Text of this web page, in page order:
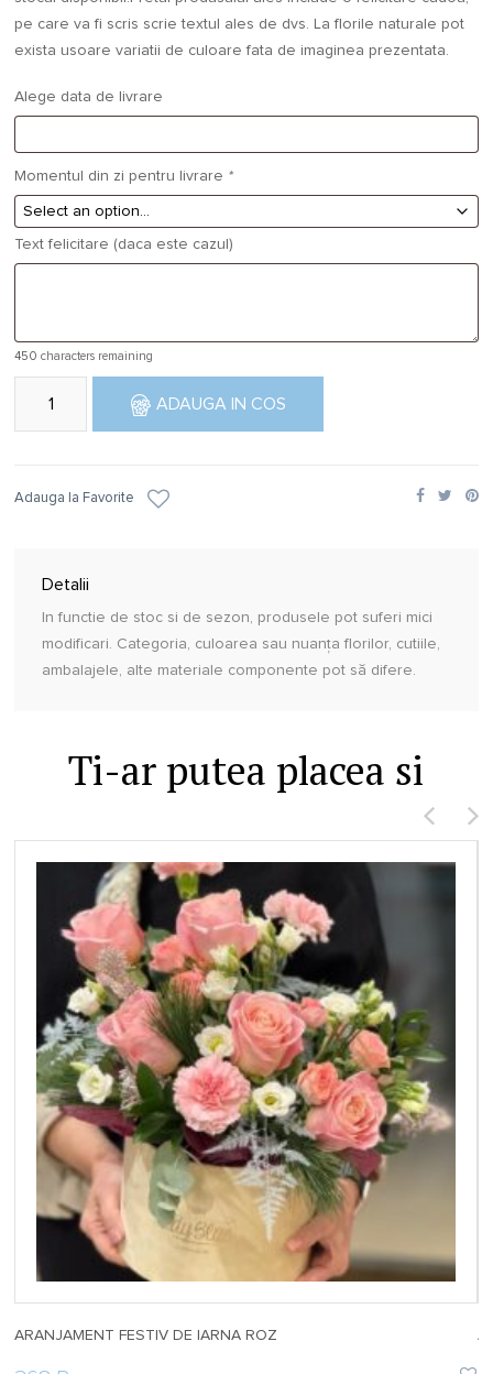
pe care va fi scris scrie textul ales de dvs. La florile naturale pot
exista usoare variatii de culoare fata de imaginea prezentata.
Alege data de livrare
Momentul din zi pentru livrare *
Text felicitare (daca este cazul)
450 characters remaining
ADAUGA IN COS
Adauga la Favorite
Detalii
In functie de stoc si de sezon, produsele pot suferi mici
modificari. Categoria, culoarea sau nuanţa florilor, cutiile,
ambalajele, alte materiale componente pot să difere.
Ti-ar putea placea si
ARANJAMENT FESTIV DE IARNA ROZ